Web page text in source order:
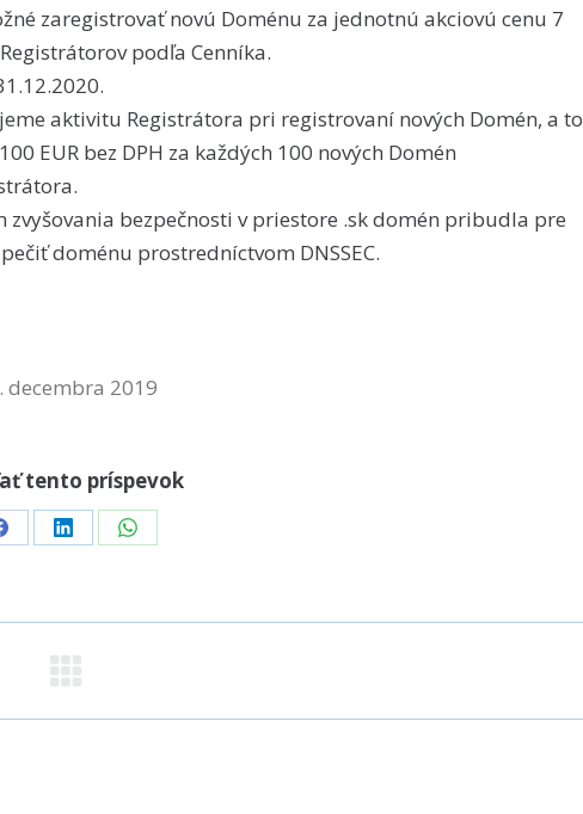
zaregistrovať novú Doménu za jednotnú akciovú cenu 7
podľa Cenníka.
aktivitu Registrátora pri registrovaní nových Domén, a to
EUR bez DPH za každých 100 nových Domén
bezpečnosti v priestore .sk domén pribudla pre
doménu prostredníctvom DNSSEC.
decembra 2019
tento príspevok
Share
LinkedIn
Share
WhatsApp